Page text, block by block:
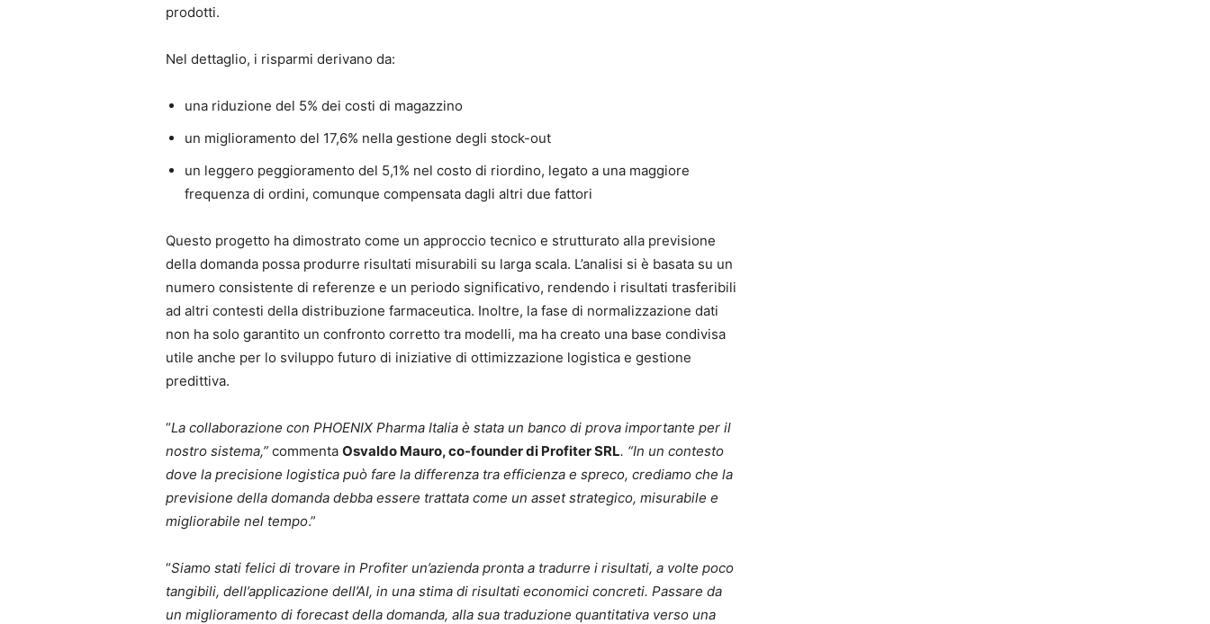
prodotti.
Nel dettaglio, i risparmi derivano da:
una riduzione del 5% dei costi di magazzino
un miglioramento del 17,6% nella gestione degli stock-out
un leggero peggioramento del 5,1% nel costo di riordino, legato a una maggiore
frequenza di ordini, comunque compensata dagli altri due fattori
Questo progetto ha dimostrato come un approccio tecnico e strutturato alla previsione
della domanda possa produrre risultati misurabili su larga scala. L’analisi si è basata su un
numero consistente di referenze e un periodo significativo, rendendo i risultati trasferibili
ad altri contesti della distribuzione farmaceutica. Inoltre, la fase di normalizzazione dati
non ha solo garantito un confronto corretto tra modelli, ma ha creato una base condivisa
utile anche per lo sviluppo futuro di iniziative di ottimizzazione logistica e gestione
predittiva.
“La collaborazione con PHOENIX Pharma Italia è stata un banco di prova importante per il
nostro sistema,” commenta Osvaldo Mauro, co-founder di Profiter SRL. “In un contesto
dove la precisione logistica può fare la differenza tra efficienza e spreco, crediamo che la
previsione della domanda debba essere trattata come un asset strategico, misurabile e
migliorabile nel tempo.”
“Siamo stati felici di trovare in Profiter un’azienda pronta a tradurre i risultati, a volte poco
tangibili, dell’applicazione dell’AI, in una stima di risultati economici concreti. Passare da
un miglioramento di forecast della domanda, alla sua traduzione quantitativa verso una